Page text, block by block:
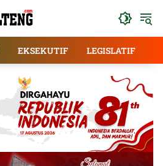
EKSEKUTIF LEGISLATIF